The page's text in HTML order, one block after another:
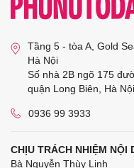
Tầng 5 - tòa A, Gold
Hà Nội
Số nhà 2B ngõ 175
quận Long Biên, Hà Nội
0936 99 3933
CHỊU TRÁCH NHIỆM NỘI
Bà Nguyễn Thùy Linh